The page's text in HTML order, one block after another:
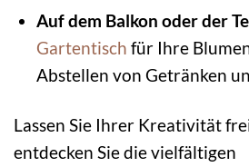
Auf dem Balkon oder der
Gartentisch für Ihre
Abstellen von Getränken
Lassen Sie Ihrer Kreativität
entdecken Sie die vielfältigen